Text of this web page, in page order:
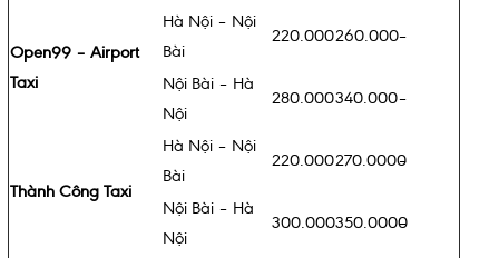
Open99 – Airport
Taxi
Hà Nội – Nội
Bài
220.000260.000–
Nội Bài – Hà
Nội
280.000340.000–
Thành Công Taxi
Hà Nội – Nội
Bài
220.000270.0000
–
Nội Bài – Hà
Nội
300.000350.0000
–